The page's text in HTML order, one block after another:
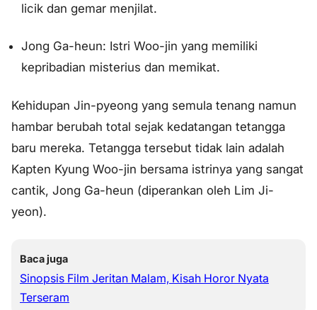
licik dan gemar menjilat.
Jong Ga-heun: Istri Woo-jin yang memiliki
kepribadian misterius dan memikat.
Kehidupan Jin-pyeong yang semula tenang namun
hambar berubah total sejak kedatangan tetangga
baru mereka. Tetangga tersebut tidak lain adalah
Kapten Kyung Woo-jin bersama istrinya yang sangat
cantik, Jong Ga-heun (diperankan oleh Lim Ji-
yeon).
Baca juga
Sinopsis Film Jeritan Malam, Kisah Horor Nyata
Terseram